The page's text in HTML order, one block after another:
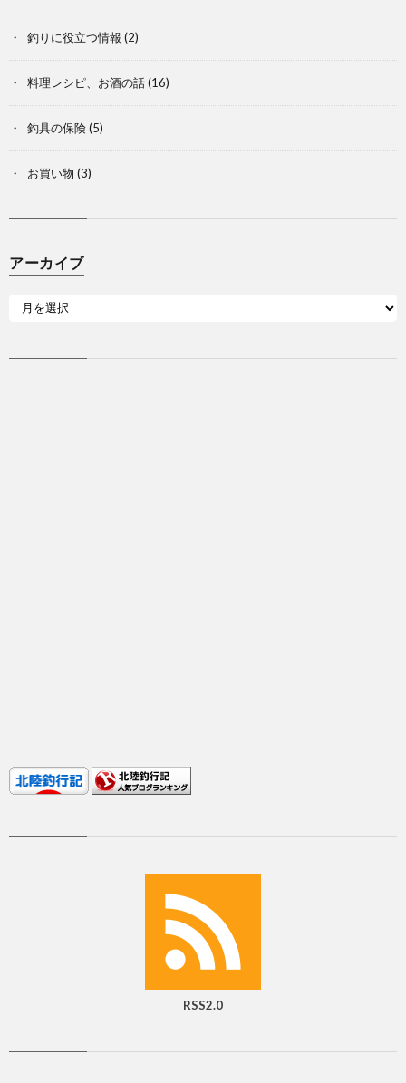
釣りに役立つ情報 (2)
料理レシピ、お酒の話(16)
釣具の保険(5)
お買い物 (3)
アーカイブ
RSS2.0